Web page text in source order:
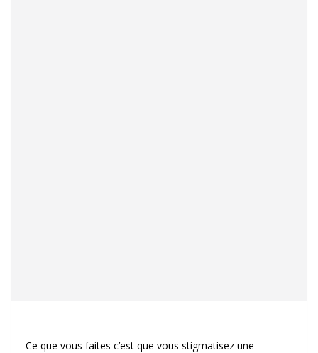
Ce que vous faites c’est que vous stigmatisez une